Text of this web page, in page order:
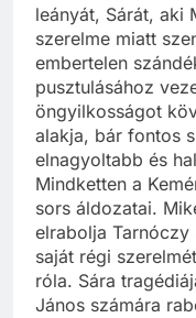
leányát, Sárát, aki
szerelme miatt
embertelen
pusztulásához
öngyilkosságot
alakja, bár fontos
elnagyoltabb és
Mindketten a
sors áldozatai.
elrabolja Tarnóczy
saját régi
róla. Sára
János számára